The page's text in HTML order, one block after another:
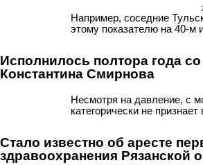
Например, соседние
этому показателю на 40-м
Исполнилось полтора года со
Константина Смирнова
Несмотря на давление, с
категорически не признает
Стало известно об аресте
здравоохранения Рязанской